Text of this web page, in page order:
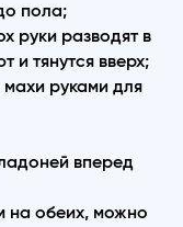
пола;
руки разводят в
и тянутся вверх;
руками для
вперед
на обеих, можно